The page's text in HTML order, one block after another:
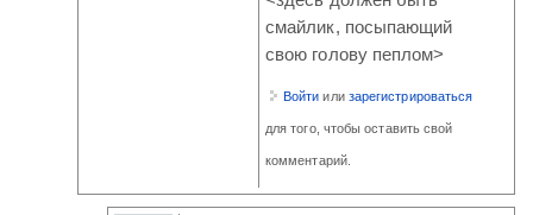
смайлик, посыпающий
свою голову пеплом>
Войти или зарегистрироваться
для того, чтобы оставить свой
комментарий.